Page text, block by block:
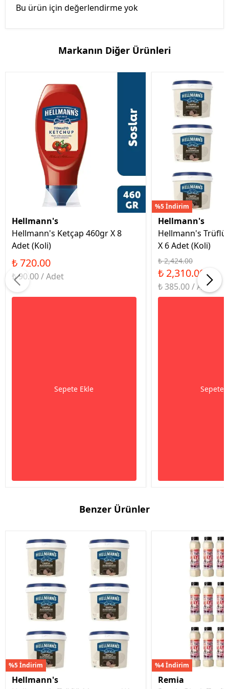
Bu ürün için değerlendirme yok
Markanın Diğer Ürünleri
Hellmann's
Hellmann's Ketçap 460gr X 8
Adet (Koli)
₺ 720.00
₺ 90.00 / Adet
Sepete Ekle
%5 İndirim
Hellmann's
Hellmann's Trüflü
X 6 Adet (Koli)
₺ 2,424.00
₺ 2,310.00
₺ 385.00 / Adet
Sepete
Benzer Ürünler
%5 İndirim
Hellmann's
%4 İndirim
Remia